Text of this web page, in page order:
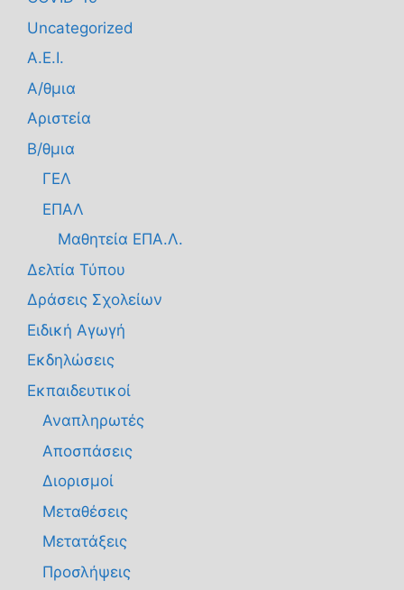
Uncategorized
Α.Ε.Ι.
Α/θμια
Αριστεία
Β/θμια
ΓΕΛ
ΕΠΑΛ
Μαθητεία ΕΠΑ.Λ.
Δελτία Τύπου
Δράσεις Σχολείων
Ειδική Αγωγή
Εκδηλώσεις
Εκπαιδευτικοί
Αναπληρωτές
Αποσπάσεις
Διορισμοί
Μεταθέσεις
Μετατάξεις
Προσλήψεις